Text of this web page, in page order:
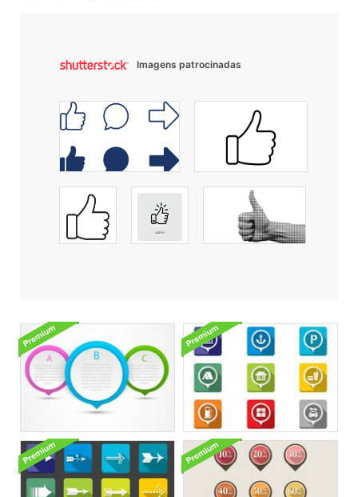
Imagens patrocinadas